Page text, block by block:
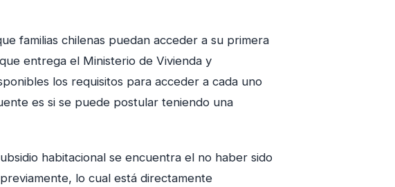
familias chilenas puedan acceder a su primera
entrega el Ministerio de Vivienda y
los requisitos para acceder a cada uno
es si se puede postular teniendo una
habitacional se encuentra el no haber sido
lo cual está directamente